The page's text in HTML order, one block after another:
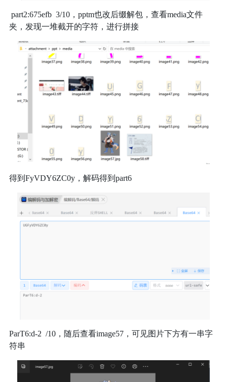
part2:675efb 3/10，pptm也改后缀解包，查看media文件
夹，发现一堆截开的字符，进行拼接
得到FyVDY6ZC0y，解码得到part6
ParT6:d-2 /10，随后查看image57，可见图片下方有一串字
符串